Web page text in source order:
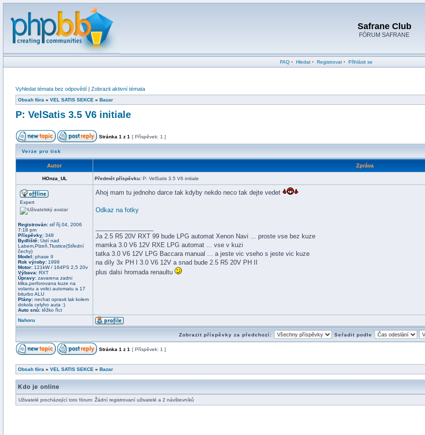
Safrane Club
FÓRUM SAFRANE
FAQ• Hledat• Registrovat• Přihlásit se
Vyhledat témata bez odpovědí | Zobrazit aktivní témata
Obsah fóra » VEL SATIS SEKCE » Bazar
P: VelSatis 3.5 V6 initiale
Stránka 1 z 1 [ Příspěvek: 1 ]
Verze pro tisk
Autor Zpráva
HOnza_UL Předmět příspěvku: P: VelSatis 3.5 V6 initiale
Expert
Registrován: stř říj 04, 2006
7:18 pm
Příspěvky: 348
Bydliště: Ústí nad
Labem,Plzeň,Tlustice(Střední
čechy)
Model: phase II
Rok výroby: 1999
Motor: 121kW / 164PS 2,5 20v
Výbava: RXT
Úpravy: zavarena zadni
klika,perforovana kuze na
volantu a volici automatu a 17
biturbo ALU
Plány: nechat opravit lak kolem
dokola celyho auta :)
Auto snů: těžko říct
Ahoj mam tu jednoho darce tak kdyby nekdo neco tak dejte vedet
Odkaz na fotky
Ja 2.5 R5 20V RXT 99 bude LPG automat Xenon Navi ... proste vse bez kuze
mamka 3.0 V6 12V RXE LPG automat ... vse v kuzi
tatka 3.0 V6 12V LPG Baccara manual ... a jeste vic vseho s jeste vic kuze
na díly 3x PH I 3.0 V6 12V a snad bude 2.5 R5 20V PH II
plus dalsi hromada renaultu
Nahoru
Zobrazit příspěvky za předchozí: Seřadit podle
Stránka 1 z 1 [ Příspěvek: 1 ]
Obsah fóra » VEL SATIS SEKCE » Bazar
Kdo je online
Uživatelé procházející toto fórum: Žádní registrovaní uživatelé a 2 návštevníků